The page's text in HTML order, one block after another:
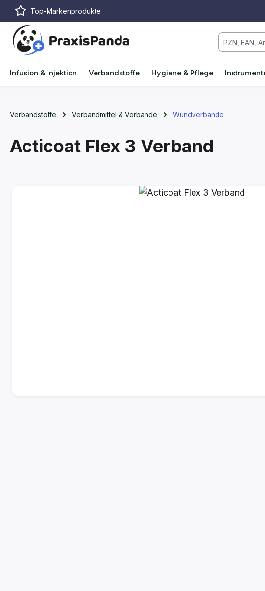
Hauptinhalt springen
Zur Suche springen
Zur Hauptnavigation springen
Top-Markenprodukte
Infusion & Injektion Verbandstoffe Hygiene & Pflege
Verbandstoffe Verbandmittel & Verbände Wundverbände
Acticoat Flex 3 Verband